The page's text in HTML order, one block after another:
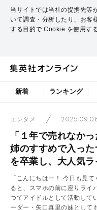
当サイトでは当社の提携先等
いて調査・分析したり、お客
する目的で Cookie を使用す
新着 ランキング
エンタメ
「１年で売れなか
姉のすすめで入っ
を卒業し、大人気
「こんにちはー！ 今日も見
ると、スマホの前に座りライ
つてアイドルとして活動して
ーダー・矢口真里の妹として